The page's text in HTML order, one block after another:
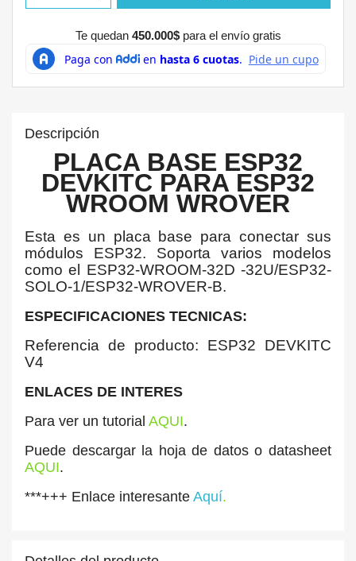
Te quedan 450.000$para el envío gratis
Descripción
PLACA BASE ESP32
DEVKITC PARA ESP32
WROOM WROVER
Esta es un placa base para conectar sus
módulos ESP32. Soporta varios modelos
como el ESP32-WROOM-32D -32U/ESP32-
SOLO-1/ESP32-WROVER-B.
ESPECIFICACIONES TECNICAS:
Referencia de producto: ESP32 DEVKITC
V4
ENLACES DE INTERES
Para ver un tutorial AQUI.
Puede descargar la hoja de datos o datasheet
AQUI.
***+++ Enlace interesante Aquí.